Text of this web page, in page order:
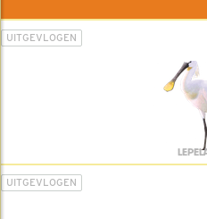
UITGEVLOGEN
UITGEVLOGEN